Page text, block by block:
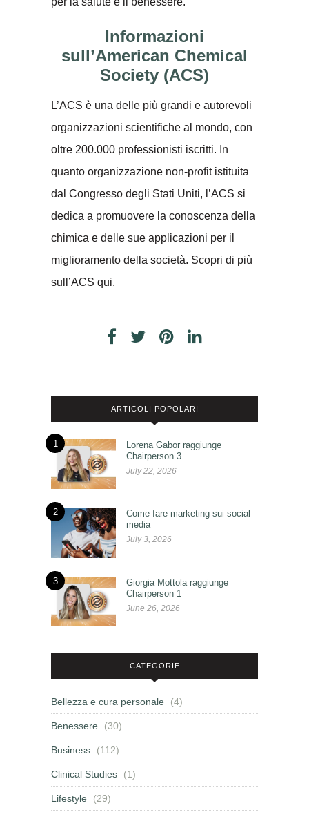
Informazioni
sull’American Chemical
Society (ACS)
L’ACS è una delle più grandi e autorevoli
organizzazioni scientifiche al mondo, con
oltre 200.000 professionisti iscritti. In
quanto organizzazione non-profit istituita
dal Congresso degli Stati Uniti, l’ACS si
dedica a promuovere la conoscenza della
chimica e delle sue applicazioni per il
miglioramento della società. Scopri di più
sull’ACS qui.
ARTICOLI POPOLARI
1
Lorena Gabor raggiunge
Chairperson 3
July 22, 2026
2
Come fare marketing sui social
media
July 3, 2026
3
Giorgia Mottola raggiunge
Chairperson 1
June 26, 2026
CATEGORIE
Bellezza e cura personale (4)
Benessere (30)
Business (112)
Clinical Studies (1)
Lifestyle (29)